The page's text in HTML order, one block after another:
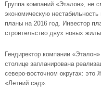
Группа компаний «Эталон», не
экономическую
планы на 2016 год. Инвестор
строительство двух новых
Гендиректор компании
столице запланирована
северо-восточном округах:
«Летний сад».